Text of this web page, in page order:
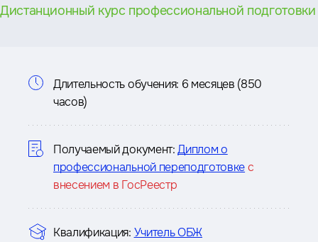
Дистанционный курс профессиональной подготовки
Информация
курсе
Длительность обучения: 6 месяцев (850
часов)
Получаемый документ: Диплом о
профессиональной переподготовкес
внесением в ГосРеестр
Квалификация: Учитель ОБЖ